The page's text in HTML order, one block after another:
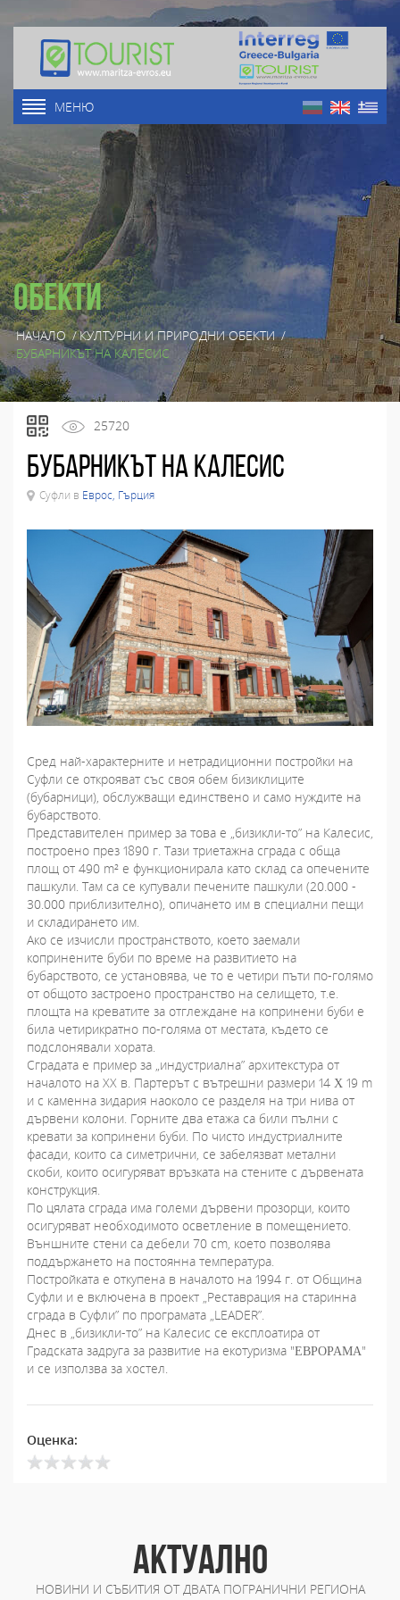
МЕНЮ
Обекти
НАЧАЛО/КУЛТУРНИ И ПРИРОДНИ ОБЕКТИ/
БУБАРНИКЪТ НА КАЛЕСИС
25720
Бубарникът на Калесис
Суфли в Еврос, Гърция
Сред най-характерните и нетрадиционни постройки на
Суфли се открояват със своя обем бизиклиците
(бубарници), обслужващи единствено и само нуждите на
бубарството.
Представителен пример за това е „бизикли-то” на Калесис,
построено през 1890 г. Тази триетажна сграда с обща
площ от 490 m² е функционирала като склад са опечените
пашкули. Там са се купували печените пашкули (20.000 -
30.000 приблизително), опичането им в специални пещи
и складирането им.
Ако се изчисли пространството, което заемали
копринените буби по време на развитието на
бубарството, се установява, че то е четири пъти по-голямо
от общото застроено пространство на селището, т.е.
площта на креватите за отглеждане на копринени буби е
била четирикратно по-голяма от местата, където се
подслонявали хората.
Сградата е пример за „индустриална” архитекстура от
началото на ХХ в. Партерът с вътрешни размери 14 Χ 19 m
и с каменна зидария наоколо се разделя на три нива от
дървени колони. Горните два етажа са били пълни с
кревати за копринени буби. По чисто индустриалните
фасади, които са симетрични, се забелязват метални
скоби, които осигуряват връзката на стените с дървената
конструкция.
По цялата сграда има големи дървени прозорци, които
осигуряват необходимото осветление в помещението.
Външните стени са дебели 70 сm, което позволява
поддържането на постоянна температура.
Постройката е откупена в началото на 1994 г. от Община
Суфли и е включена в проект „Реставрация на старинна
сграда в Суфли” по програмата „LEADER”.
Днес в „бизикли-то” на Калесис се експлоатира от
Градската задруга за развитие на екотуризма "ΕΒΡΟΡΑΜΑ"
и се използва за хостел.
Оценка:
АКТУАЛНО
НОВИНИ И СЪБИТИЯ ОТ ДВАТА ПОГРАНИЧНИ РЕГИОНА